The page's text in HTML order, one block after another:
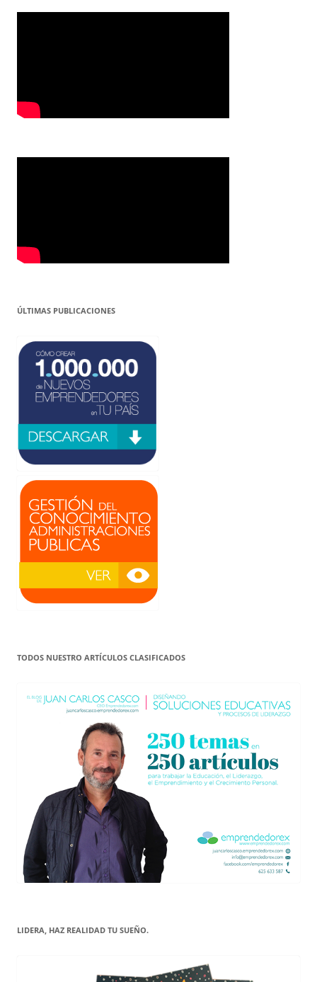
ÚLTIMAS PUBLICACIONES
TODOS NUESTRO ARTÍCULOS CLASIFICADOS
LIDERA, HAZ REALIDAD TU SUEÑO.